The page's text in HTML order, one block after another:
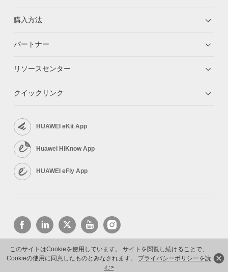
このサイトはCookieを使用しています。 サイトを閲覧し続けることで、
Cookieの使用に同意したものとみなされます。 プライバシーポリシーを読
む>
購入方法
パートナー
リソースセンター
クイックリンク
HUAWEI eKit App
Huawei HiKnow App
HUAWEI eFly App
Copyright © 2026 Huawei Technologies Co., Ltd. All rights reserved.
プライバシーポリシー